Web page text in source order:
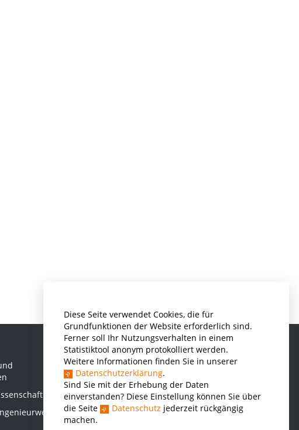
Diese Seite verwendet Cookies, die für
Grundfunktionen der Website erforderlich sind.
Ferner soll Ihr Nutzungsverhalten in einem
Statistiktool anonym protokolliert werden.
Weitere Informationen finden Sie in unserer
Datenschutzerklärung.
Sind Sie mit der Erhebung der Daten
einverstanden? Diese Einstellung können Sie über
die Seite
Datenschutz jederzeit rückgängig
machen.
Informatik und Wirtschaftsinformatik
Kunststofftechnik und Vermessung
Maschinenbau
THWS Business School